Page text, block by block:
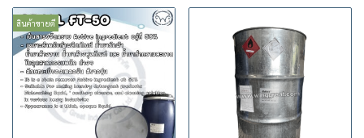
สินค้าขายดี